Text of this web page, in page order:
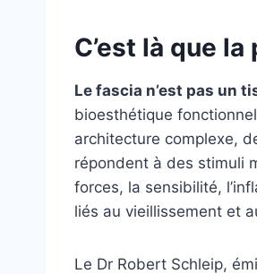
C’est là que
Le fascia n’est pas un
bioesthétique
architecture complexe,
répondent à des stimuli
forces, la sensibilité,
liés au vieillissement et
Le Dr Robert Schleip,